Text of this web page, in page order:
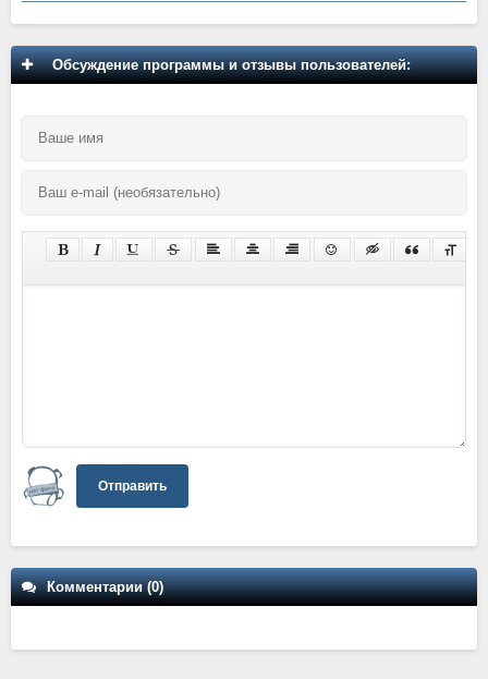
Обсуждение программы и отзывы пользователей:
Отправить
Комментарии (0)